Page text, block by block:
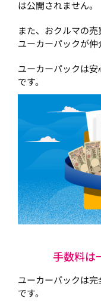
は公開されません。
また、おクルマの
ユーカーパックが仲
ユーカーパックは
です。
手数料は
ユーカーパックは
です。